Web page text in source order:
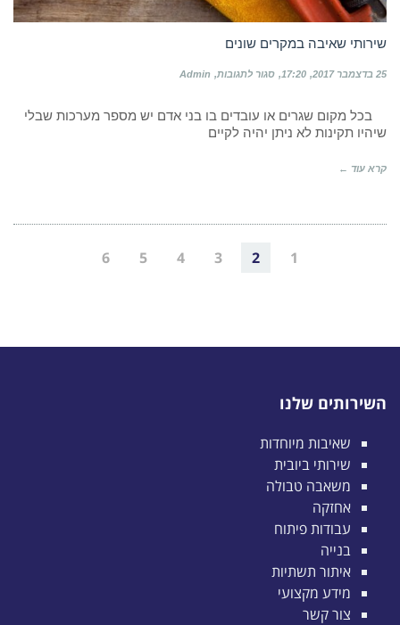
שירותי שאיבה במקרים שונים
25 בדצמבר 2017 17:20 סגור לתגובות על
במקרים
שונים
Admin
בכל מקום שגרים או עובדים בו בני אדם יש מספר מערכות שבלי
שיהיו תקינות לא ניתן יהיה לקיים
קרא עוד ←
1
2
3
4
5
6
השירותים שלנו
שאיבות מיוחדות
שירותי ביובית
משאבה טבולה
אחזקה
עבודות פיתוח
בנייה
איתור תשתיות
מידע מקצועי
צור קשר